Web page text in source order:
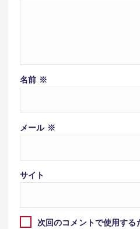
名前 ※
メール ※
サイト
次回のコメントで使用する